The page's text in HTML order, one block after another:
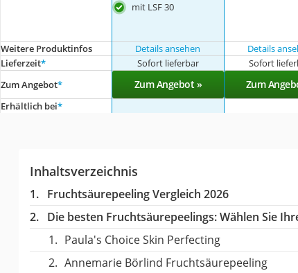
mit LSF 30
Weitere Produktinfos Details ansehen Details
Lieferzeit* Sofort lieferbar Sofort
Zum Angebot* Zum Angebot » Zum
Erhältlich bei*
Inhaltsverzeichnis
Fruchtsäurepeeling Vergleich 2026
Die besten Fruchtsäurepeelings:Wählen Sie
Paula's Choice Skin Perfecting
Annemarie Börlind Fruchtsäurepeeling